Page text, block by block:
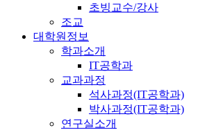
초빙교수/강사
조교
대학원정보
학과소개
IT공학과
교과과정
석사과정(IT공학과)
박사과정(IT공학과)
연구실소개